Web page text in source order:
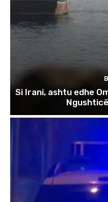
Si Irani, ashtu edhe